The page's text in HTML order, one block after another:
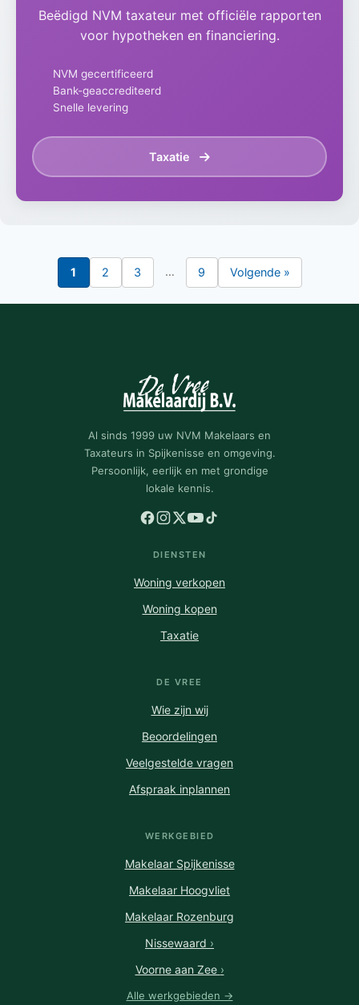
Beëdigd NVM taxateur met officiële rapporten
voor hypotheken en financiering.
NVM gecertificeerd
Bank-geaccrediteerd
Snelle levering
Taxatie
1 2 3 … 9 Volgende »
Al sinds 1999 uw NVM Makelaars en
Taxateurs in Spijkenisse en omgeving.
Persoonlijk, eerlijk en met grondige
lokale kennis.
DIENSTEN
Woning verkopen
Woning kopen
Taxatie
DE VREE
Wie zijn wij
Beoordelingen
Veelgestelde vragen
Afspraak inplannen
WERKGEBIED
Makelaar Spijkenisse
Makelaar Hoogvliet
Makelaar Rozenburg
Nissewaard ›
Voorne aan Zee ›
Alle werkgebieden →